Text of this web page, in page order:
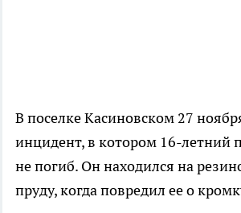
В поселке Касиновском 27
инцидент, в котором 16-летний
не погиб. Он находился на
пруду, когда повредил ее о